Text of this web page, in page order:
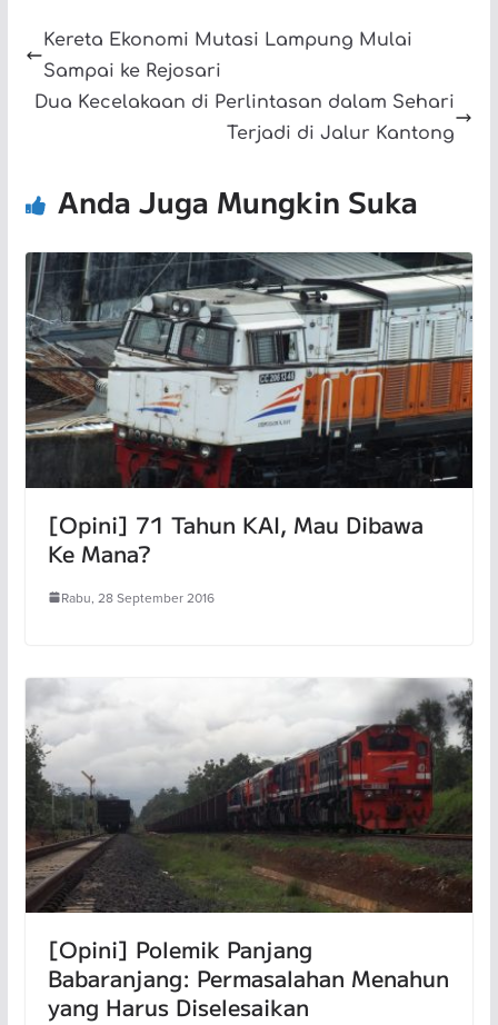
Kereta Ekonomi Mutasi Lampung Mulai
Sampai ke Rejosari
Dua Kecelakaan di Perlintasan dalam Sehari
Terjadi di Jalur Kantong
Anda Juga Mungkin Suka
[Opini] 71 Tahun KAI, Mau Dibawa
Ke Mana?
Rabu, 28 September 2016
[Opini] Polemik Panjang
Babaranjang: Permasalahan Menahun
yang Harus Diselesaikan